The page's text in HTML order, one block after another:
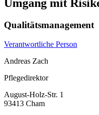
Umgang mit
Qualitätsmanagement
Verantwortliche Person
Andreas Zach
Pflegedirektor
August-Holz-Str. 1
93413 Cham